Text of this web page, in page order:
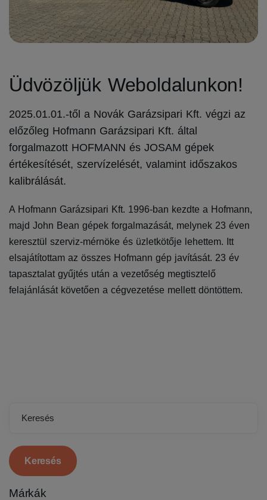
Üdvözöljük Weboldalunkon!
2025.01.01.-től a Novák Garázsipari Kft. végzi az
előzőleg Hofmann Garázsipari Kft. által
forgalmazott HOFMANN és JOSAM gépek
értékesítését, szervízelését, valamint időszakos
kalibrálását.
A Hofmann Garázsipari Kft. 1996-ban kezdte a Hofmann,
majd John Bean gépek forgalmazását, melynek 23 éven
keresztül szerviz-mérnöke és üzletkötője lehettem. Itt
elsajátítottam az összes Hofmann gép javítását. 23 év
tapasztalat gyűjtés után a vezetőség megtisztelő
felajánlását követően a cégvezetése mellett döntöttem.
Keresés
Márkák